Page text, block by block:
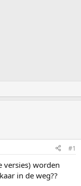
#1
versies) worden
in de weg??